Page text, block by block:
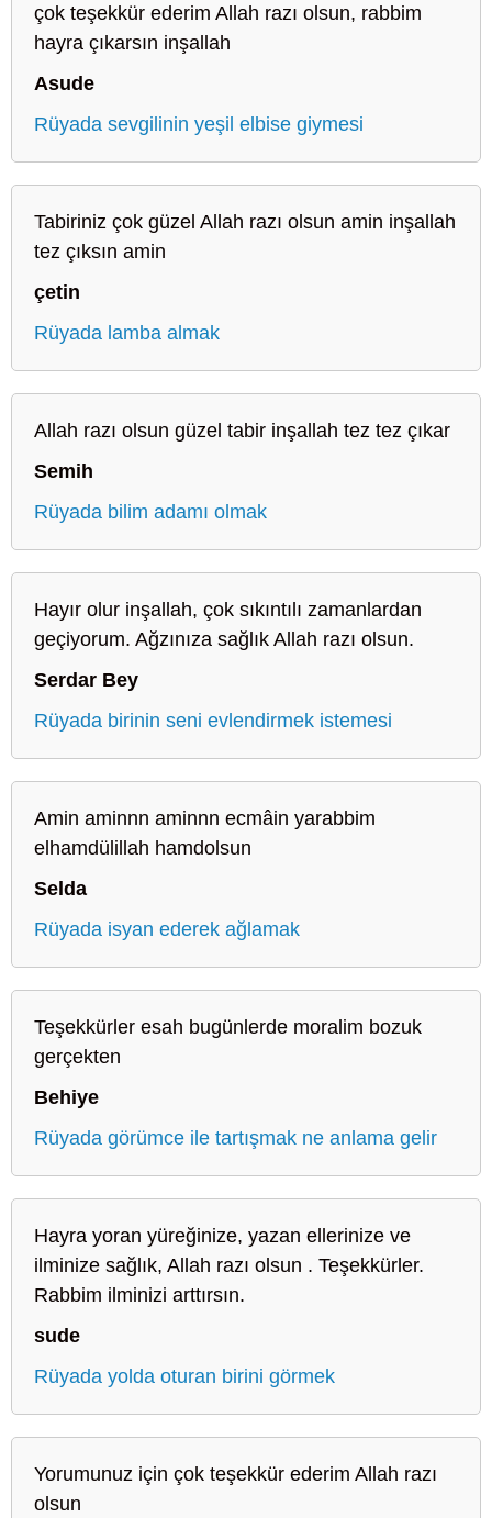
çok teşekkür ederim Allah razı olsun, rabbim
hayra çıkarsın inşallah
Asude
Rüyada sevgilinin yeşil elbise giymesi
Tabiriniz çok güzel Allah razı olsun amin inşallah
tez çıksın amin
çetin
Rüyada lamba almak
Allah razı olsun güzel tabir inşallah tez tez çıkar
Semih
Rüyada bilim adamı olmak
Hayır olur inşallah, çok sıkıntılı zamanlardan
geçiyorum. Ağzınıza sağlık Allah razı olsun.
Serdar Bey
Rüyada birinin seni evlendirmek istemesi
Amin aminnn aminnn ecmâin yarabbim
elhamdülillah hamdolsun
Selda
Rüyada isyan ederek ağlamak
Teşekkürler esah bugünlerde moralim bozuk
gerçekten
Behiye
Rüyada görümce ile tartışmak ne anlama gelir
Hayra yoran yüreğinize, yazan ellerinize ve
ilminize sağlık, Allah razı olsun . Teşekkürler.
Rabbim ilminizi arttırsın.
sude
Rüyada yolda oturan birini görmek
Yorumunuz için çok teşekkür ederim Allah razı
olsun